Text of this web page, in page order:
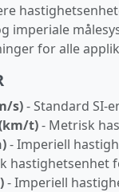
imperiale
for alle
s)- Standard SI-
t)- Metrisk
- Imperiell
hastighetsenhet
- Imperiell